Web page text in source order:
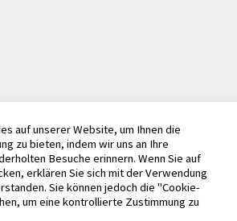
Design & Art 2026
mit WooCommerce.
auf unserer Website, um Ihnen die
zu bieten, indem wir uns an Ihre
Besuche erinnern. Wenn Sie auf
erklären Sie sich mit der Verwendung
Sie können jedoch die "Cookie-
um eine kontrollierte Zustimmung zu